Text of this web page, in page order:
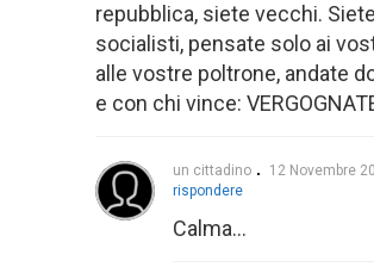
repubblica, siete vecchi.
socialisti, pensate solo ai
alle vostre poltrone, andate
e con chi vince:
un cittadino 12 Novembre
rispondere
Calma…